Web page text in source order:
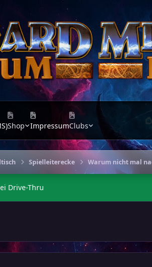
Shop ImpressumClubs
Spielleiterecke Warum nicht mal
Drive-Thru